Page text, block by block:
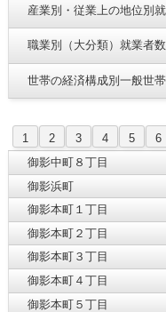
産業別・従業上の地位別
職業別（大分類）就業者数
世帯の経済構成別一般世
1 2 3 4 5 6
御影中町８丁目
御影浜町
御影本町１丁目
御影本町２丁目
御影本町３丁目
御影本町４丁目
御影本町５丁目